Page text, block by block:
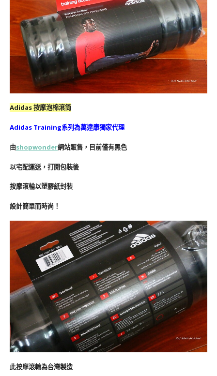
Adidas 按摩泡棉滾筒
Adidas Training系列為萬達康獨家代理
由shopwonder網站販售，目前僅有黑色
以宅配運送，打開包裝後
按摩滾輪以塑膠紙封裝
設計簡單而時尚！
此按摩滾輪為台灣製造